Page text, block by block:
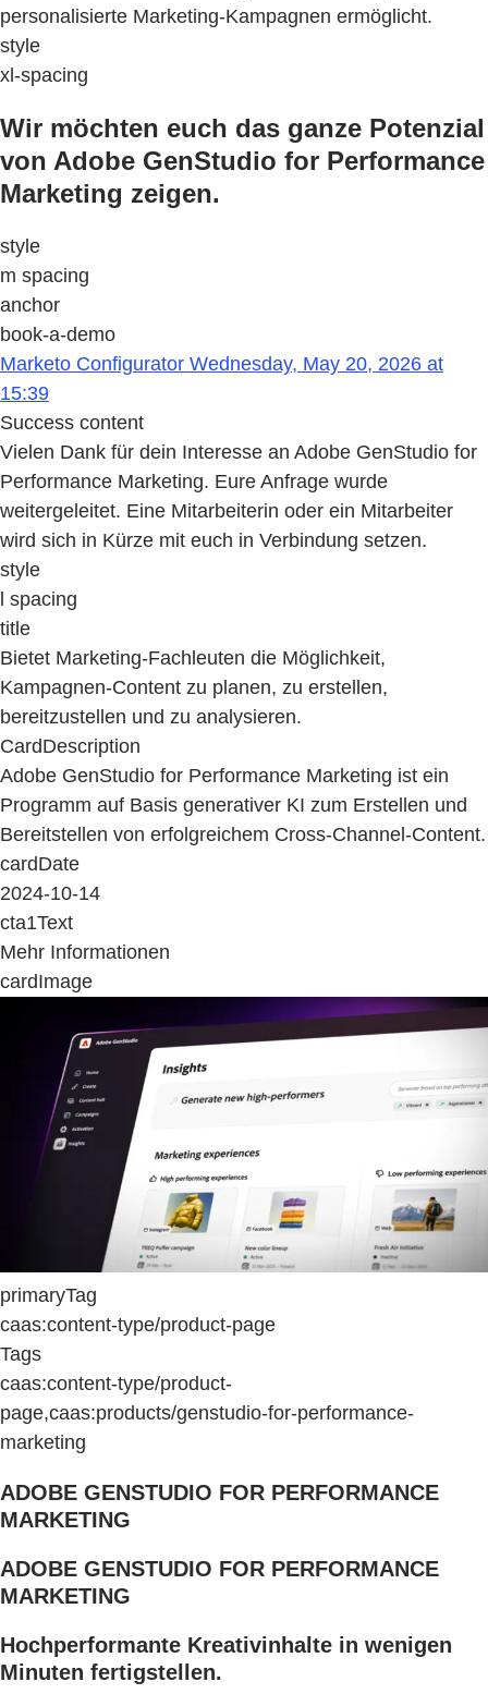
personalisierte Marketing-Kampagnen ermöglicht.
style
xl-spacing
Wir möchten euch das ganze Potenzial
von Adobe GenStudio for Performance
Marketing zeigen.
style
m spacing
anchor
book-a-demo
Marketo Configurator Wednesday, May 20, 2026 at
15:39
Success content
Vielen Dank für dein Interesse an Adobe GenStudio for
Performance Marketing. Eure Anfrage wurde
weitergeleitet. Eine Mitarbeiterin oder ein Mitarbeiter
wird sich in Kürze mit euch in Verbindung setzen.
style
l spacing
title
Bietet Marketing-Fachleuten die Möglichkeit,
Kampagnen-Content zu planen, zu erstellen,
bereitzustellen und zu analysieren.
CardDescription
Adobe GenStudio for Performance Marketing ist ein
Programm auf Basis generativer KI zum Erstellen und
Bereitstellen von erfolgreichem Cross-Channel-Content.
cardDate
2024-10-14
cta1Text
Mehr Informationen
cardImage
primaryTag
caas:content-type/product-page
Tags
caas:content-type/product-
page,caas:products/genstudio-for-performance-
marketing
ADOBE GENSTUDIO FOR PERFORMANCE
MARKETING
ADOBE GENSTUDIO FOR PERFORMANCE
MARKETING
Hochperformante Kreativinhalte in wenigen
Minuten fertigstellen.